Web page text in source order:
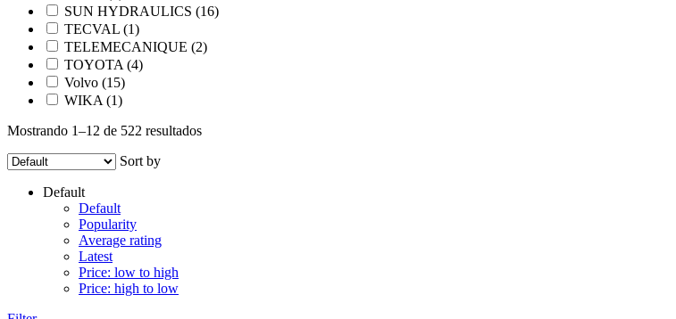
SUN HYDRAULICS (16)
TECVAL (1)
TELEMECANIQUE (2)
TOYOTA (4)
Volvo (15)
WIKA (1)
Mostrando 1–12 de 522 resultados
Sort by
Default
Default
Popularity
Average rating
Latest
Price: low to high
Price: high to low